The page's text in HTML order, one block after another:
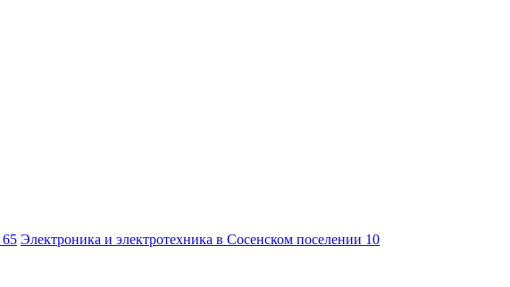
65 Электроника и электротехника в Сосенском поселении 10